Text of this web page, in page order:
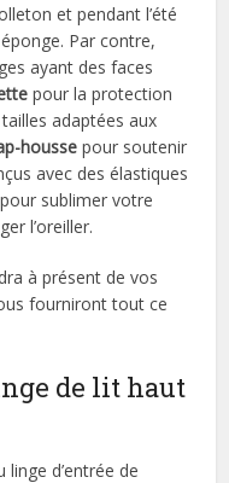
et pendant l’été
Par contre,
ayant des faces
pour la protection
adaptées aux
housse pour soutenir
avec des élastiques
sublimer votre
l’oreiller.
à présent de vos
fourniront tout ce
de lit haut
linge d’entrée de